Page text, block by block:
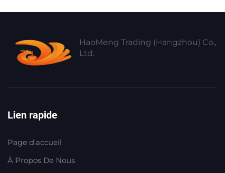
HaoMeng Trading (Hangzhou) Co.,
Ltd.
Lien rapide
Page d'accueil
À Propos De Nous